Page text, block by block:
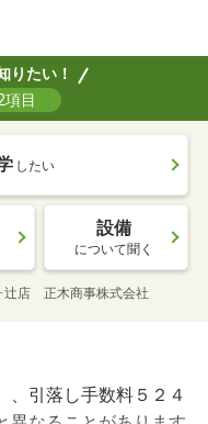
りたい！
目
したい
設備
について聞く
店 正木商事株式会社
、引落し手数料５２４